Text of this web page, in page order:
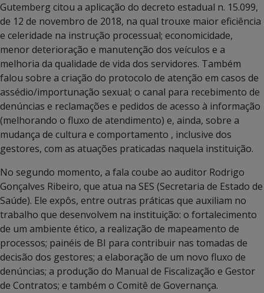
Gutemberg citou a aplicação do decreto estadual n. 15.099,
de 12 de novembro de 2018, na qual trouxe maior eficiência
e celeridade na instrução processual; economicidade,
menor deterioração e manutenção dos veículos e a
melhoria da qualidade de vida dos servidores. Também
falou sobre a criação do protocolo de atenção em casos de
assédio/importunação sexual; o canal para recebimento de
denúncias e reclamações e pedidos de acesso à informação
(melhorando o fluxo de atendimento) e, ainda, sobre a
mudança de cultura e comportamento , inclusive dos
gestores, com as atuações praticadas naquela instituição.
No segundo momento, a fala coube ao auditor Rodrigo
Gonçalves Ribeiro, que atua na SES (Secretaria de Estado de
Saúde). Ele expôs, entre outras práticas que auxiliam no
trabalho que desenvolvem na instituição: o fortalecimento
de um ambiente ético, a realização de mapeamento de
processos; painéis de BI para contribuir nas tomadas de
decisão dos gestores; a elaboração de um novo fluxo de
denúncias; a produção do Manual de Fiscalização e Gestor
de Contratos; e também o Comitê de Governança.